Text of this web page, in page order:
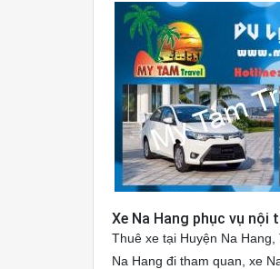
Xe Na Hang phục vụ nội
Thuê xe tại Huyện Na
Na Hang đi tham quan, xe